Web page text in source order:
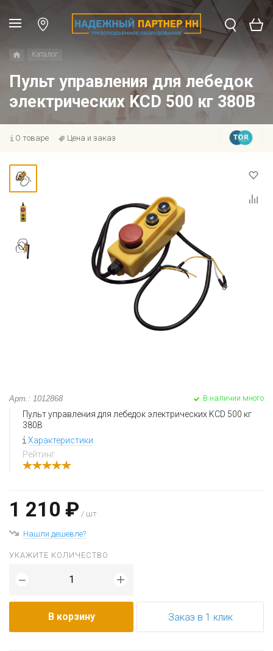
Каталог
Пульт управления для лебедок
электрических KCD 500 кг 380В
О товаре Цена и заказ
Арт.: 1012868 В наличии много
Пульт управления для лебедок электрических KCD 500 кг
380В
Характеристики
Рейтинг
1 210 ₽ / шт
Нашли дешевле?
УКАЖИТЕ КОЛИЧЕСТВО
− +
В корзину Заказ в 1 клик